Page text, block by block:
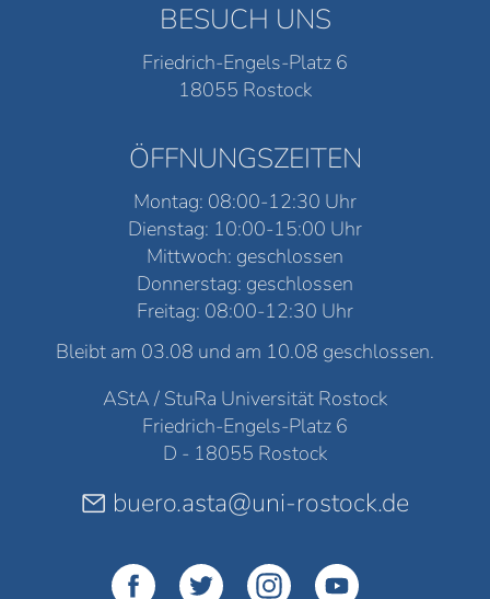
BESUCH UNS
Friedrich-Engels-Platz 6
18055 Rostock
ÖFFNUNGSZEITEN
Montag: 08:00-12:30 Uhr
Dienstag: 10:00-15:00 Uhr
Mittwoch: geschlossen
Donnerstag: geschlossen
Freitag: 08:00-12:30 Uhr
Bleibt am 03.08 und am 10.08 geschlossen.
AStA / StuRa Universität Rostock
Friedrich-Engels-Platz 6
D - 18055 Rostock
buero.asta@uni-rostock.de